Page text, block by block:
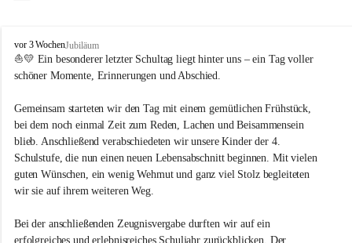
Unterrichtsqualität
Es ist uns wichtig …
durch das Angebot verschiedener Unterrichtsformen
ein motiviertes Lernklima zu schaffen.
Grundtechniken zu vermitteln und zu üben.
die Selbsttätigkeit der SchülerInnen zu fördern.
dass die SchülerInnen ihre Stärken erkennen und ihre
durch ein Angebot verschiedener Lern-, Spiel- und
Erholungsbereiche die individuellen Bedürfnisse und
V
o
l
s
s
c
h
u
l
e
t
vor 3 WochenJubiläum
⛵💛 Ein besonderer letzter Schultag liegt hinter uns – ein Tag voller
schöner Momente, Erinnerungen und Abschied.
Gemeinsam starteten wir den Tag mit einem gemütlichen Frühstück,
bei dem noch einmal Zeit zum Reden, Lachen und Beisammensein
blieb. Anschließend verabschiedeten wir unsere Kinder der 4.
Schulstufe, die nun einen neuen Lebensabschnitt beginnen. Mit vielen
guten Wünschen, ein wenig Wehmut und ganz viel Stolz begleiteten
wir sie auf ihrem weiteren Weg.
Bei der anschließenden Zeugnisvergabe durften wir auf ein
erfolgreiches und erlebnisreiches Schuljahr zurückblicken. Der